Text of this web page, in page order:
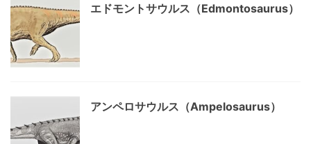
エドモントサウルス（Edmontosaurus）
アンペロサウルス（Ampelosaurus）